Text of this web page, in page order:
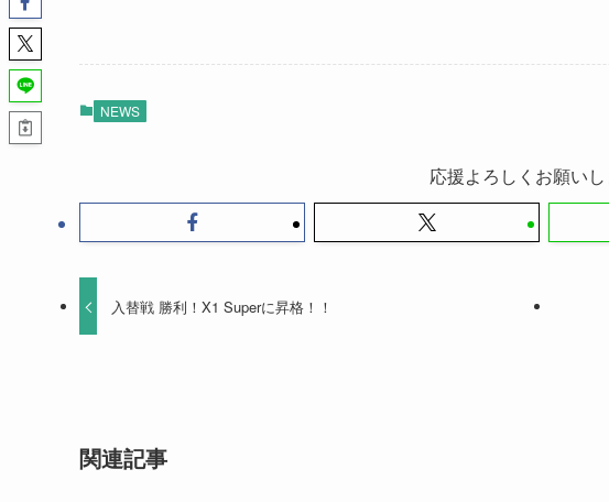
NEWS
応援よろしくお願いし
入替戦 勝利！X1 Superに昇格！！
関連記事